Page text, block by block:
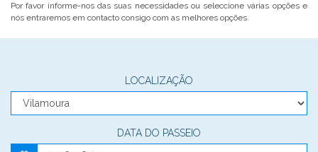
Por favor informe-nos das suas necessidades ou seleccione várias opções e
nós entraremos em contacto consigo com as melhores opções.
LOCALIZAÇÃO
DATA DO PASSEIO